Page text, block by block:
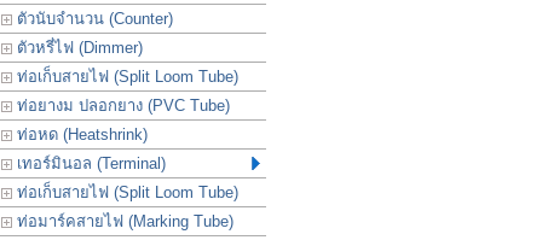
ตัวนับจำนวน (Counter)
ตัวหรี่ไฟ (Dimmer)
ท่อเก็บสายไฟ (Split Loom Tube)
ท่อยางม ปลอกยาง (PVC Tube)
ท่อหด (Heatshrink)
เทอร์มินอล (Terminal)
ท่อเก็บสายไฟ (Split Loom Tube)
ท่อมาร์คสายไฟ (Marking Tube)